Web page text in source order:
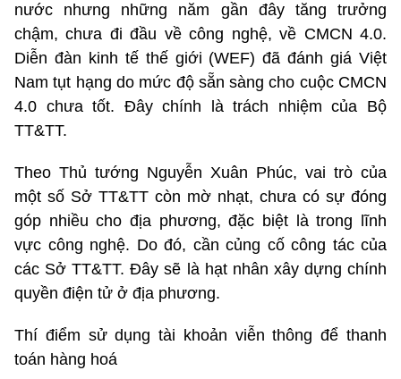
nước nhưng những năm gần đây tăng trưởng
chậm, chưa đi đầu về công nghệ, về CMCN 4.0.
Diễn đàn kinh tế thế giới (WEF) đã đánh giá Việt
Nam tụt hạng do mức độ sẵn sàng cho cuộc CMCN
4.0 chưa tốt. Đây chính là trách nhiệm của Bộ
TT&TT.
Theo Thủ tướng Nguyễn Xuân Phúc, vai trò của
một số Sở TT&TT còn mờ nhạt, chưa có sự đóng
góp nhiều cho địa phương, đặc biệt là trong lĩnh
vực công nghệ. Do đó, cần củng cố công tác của
các Sở TT&TT. Đây sẽ là hạt nhân xây dựng chính
quyền điện tử ở địa phương.
Thí điểm sử dụng tài khoản viễn thông để thanh
toán hàng hoá